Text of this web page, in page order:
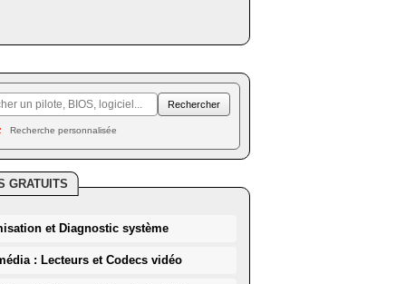
Recherche personnalisée
GRATUITS
et Diagnostic système
: Lecteurs et Codecs vidéo